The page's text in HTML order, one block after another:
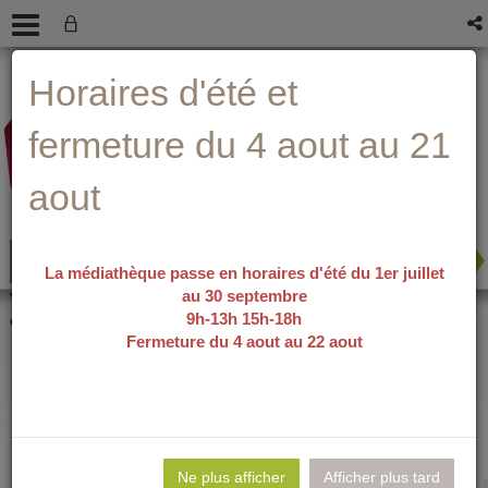
menu
contenu
recherche
Vous êtes ici :
Détail du
document
Le fil / Daniel
Horaires d'été et
fermeture du 4 aout au 21
aout
La médiathèque passe en horaires d'été du 1er juillet
au 30 septembre
9h-13h 15h-18h
Fermeture du 4 aout au 22 aout
Ne plus afficher Afficher plus tard